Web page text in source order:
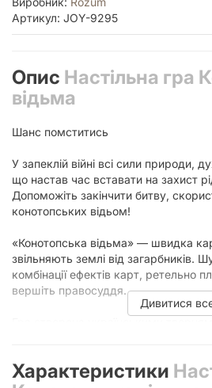
Артикул: JOY-9295
Опис Настільна гра
відьма
Шанс помститись
У запеклій війні всі сили природи,
що настав час вставати на захист
Допоможіть закінчити битву,
конотопських відьом!
«Конотопська відьма» — швидка
звільняють землі від загарбників.
комбінації ефектів карт, ретельно
вершіть правосуддя.
проти героїв».
Дивитися
Характеристики